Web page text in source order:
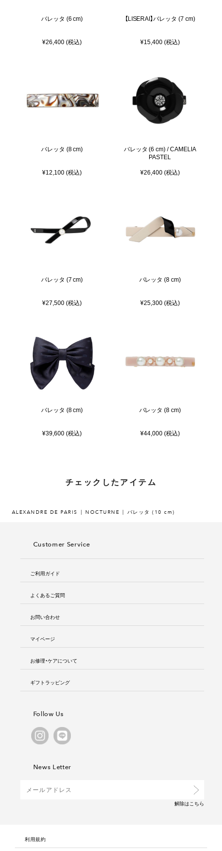
バレッタ (6 cm)
¥26,400 (税込)
【LISERAI】バレッタ (7 cm)
¥15,400 (税込)
バレッタ (8 cm)
¥12,100 (税込)
バレッタ (6 cm) / CAMELIA
PASTEL
¥26,400 (税込)
バレッタ (7 cm)
¥27,500 (税込)
バレッタ (8 cm)
¥25,300 (税込)
バレッタ (8 cm)
¥39,600 (税込)
バレッタ (8 cm)
¥44,000 (税込)
チェックしたアイテム
ALEXANDRE DE PARIS NOCTURNE バレッタ (10 cm)
Customer Service
ご利用ガイド
よくあるご質問
お問い合わせ
マイページ
お修理・ケアについて
ギフトラッピング
Follow Us
News Letter
解除は こちら
利用規約